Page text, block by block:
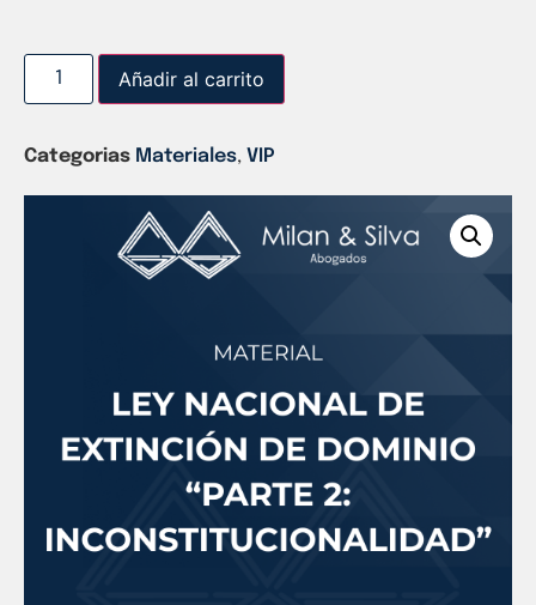
Añadir al carrito
Categorias Materiales, VIP